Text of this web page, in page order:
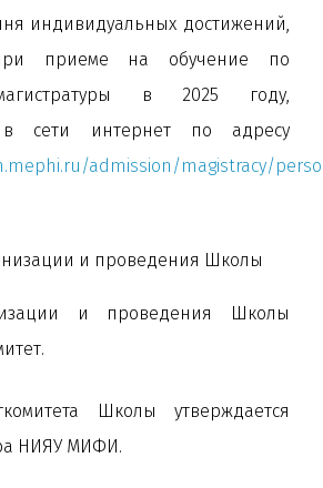
индивидуальных достижений,
приеме на обучение по
в 2025 году,
в сети интернет по адресу
admission/magistracy/
и проведения Школы
и проведения Школы
Школы утверждается
НИЯУ МИФИ.